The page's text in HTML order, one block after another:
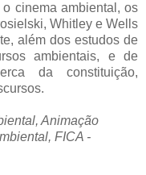
o cinema ambiental, os
Whitley e Wells
além dos estudos de
ambientais, e de
da constituição,
Animação
FICA -